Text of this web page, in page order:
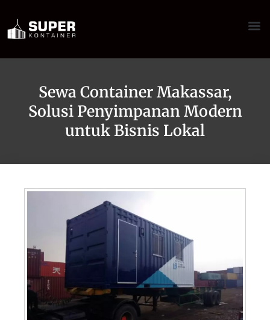
Sewa Container Makassar,
Solusi Penyimpanan Modern
untuk Bisnis Lokal